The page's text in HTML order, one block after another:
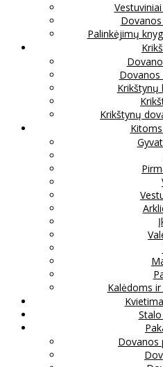
Palinkėjimų
Dovanos
Krikštynų
Krikštynų
Kalėdoms
Dovanos